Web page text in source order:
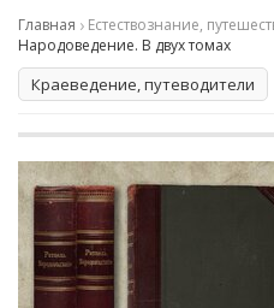
Главная
Естествознание,
Народоведение. В двух томах
Краеведение, путеводители